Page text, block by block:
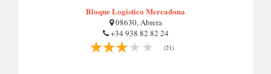
Bloque Logistico Mercadona
08630, Abrera
+34 938 82 82 24
(21)